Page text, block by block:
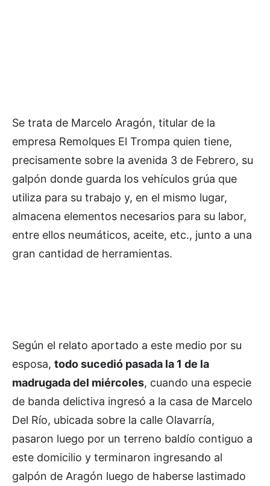
Se trata de Marcelo Aragón, titular de la
empresa Remolques El Trompa quien tiene,
precisamente sobre la avenida 3 de Febrero, su
galpón donde guarda los vehículos grúa que
utiliza para su trabajo y, en el mismo lugar,
almacena elementos necesarios para su labor,
entre ellos neumáticos, aceite, etc., junto a una
gran cantidad de herramientas.
Según el relato aportado a este medio por su
esposa, todo sucedió pasada la 1 de la
madrugada del miércoles, cuando una especie
de banda delictiva ingresó a la casa de Marcelo
Del Río, ubicada sobre la calle Olavarría,
pasaron luego por un terreno baldío contiguo a
este domicilio y terminaron ingresando al
galpón de Aragón luego de haberse lastimado